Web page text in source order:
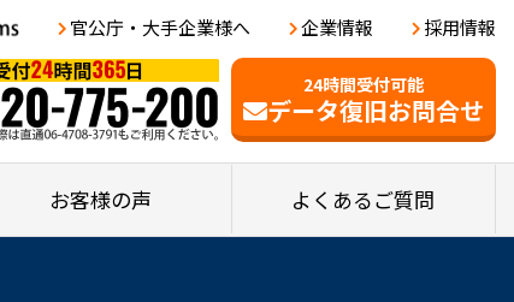
官公庁・大手企業様へ 企業情報 採用情報
24時間受付可能
データ復旧お問合せ
お客様の声 よくあるご質問